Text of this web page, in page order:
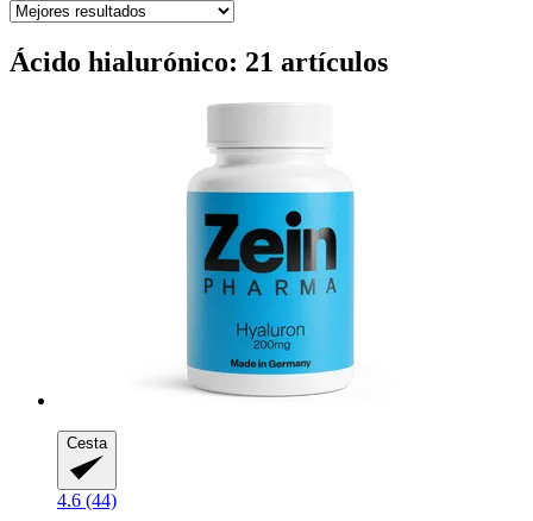
Ácido hialurónico: 21 artículos
Cesta
4.6 (44)